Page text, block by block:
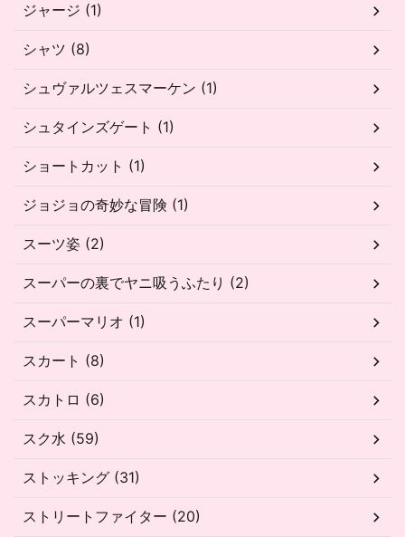
ジャージ (1)
シャツ (8)
シュヴァルツェスマーケン (1)
シュタインズゲート (1)
ショートカット (1)
ジョジョの奇妙な冒険 (1)
スーツ姿 (2)
スーパーの裏でヤニ吸うふたり (2)
スーパーマリオ (1)
スカート (8)
スカトロ (6)
スク水 (59)
ストッキング (31)
ストリートファイター (20)